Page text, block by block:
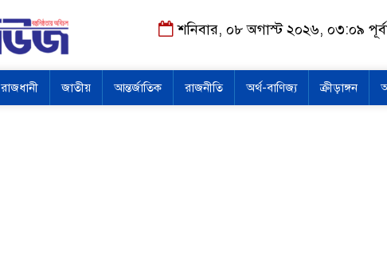
শনিবার, ০৮ অগাস্ট ২০২৬, ০৩:০৯
রাজধানী জাতীয় আন্তর্জাতিক রাজনীতি অর্থ-বাণিজ্য ক্রীড়াঙ্গন